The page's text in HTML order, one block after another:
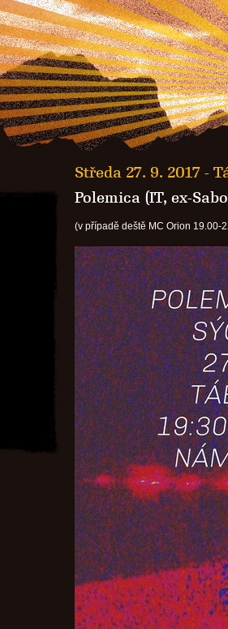
Středa 27. 9. 2017 -
Polemica (IT, ex-
(v případě deště MC Orion 19.00-